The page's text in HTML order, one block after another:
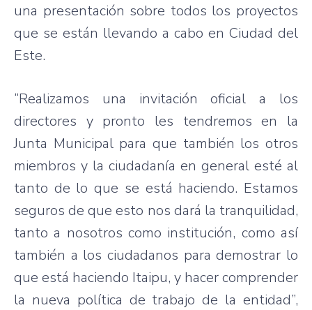
una presentación sobre todos los proyectos
que se están llevando a cabo en Ciudad del
Este.
“Realizamos una invitación oficial a los
directores y pronto les tendremos en la
Junta Municipal para que también los otros
miembros y la ciudadanía en general esté al
tanto de lo que se está haciendo. Estamos
seguros de que esto nos dará la tranquilidad,
tanto a nosotros como institución, como así
también a los ciudadanos para demostrar lo
que está haciendo Itaipu, y hacer comprender
la nueva política de trabajo de la entidad”,